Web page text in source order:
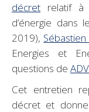
décret relatif à
d’énergie dans
2019),
Energies et
questions de
Cet entretien
décret et